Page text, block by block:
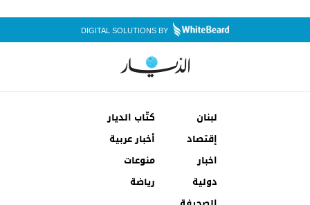
DIGITAL SOLUTIONS BY
لبنان
كتّاب الديار
إقتصاد
أخبار عربية
اخبار
دولية
منوعات
رياضة